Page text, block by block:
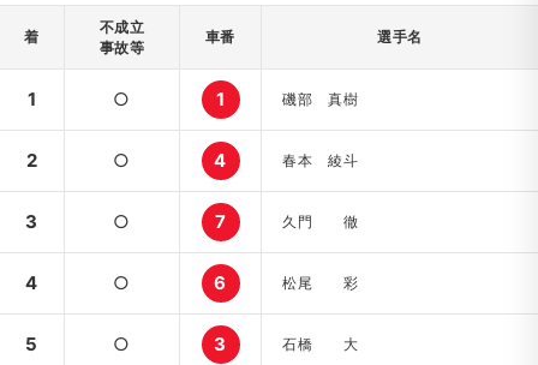
着
不成立
事故等
車番 選手名
1 ○ 1 磯部 真樹
2 ○ 4 春本 綾斗
3 ○ 7 久門 徹
4 ○ 6 松尾 彩
5 ○ 3 石橋 大